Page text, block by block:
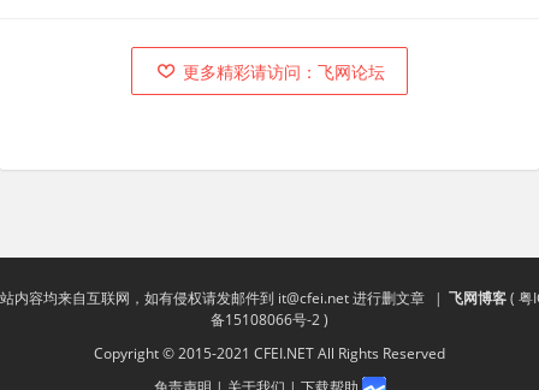
更多精彩请访问：飞网论坛
内容均来自互联网，如有侵权请发邮件到 it@cfei.net进行删文章 | 飞网博客( 粤
备15108066号-2)
Copyright © 2015-2021 CFEI.NET All Rights Reserved